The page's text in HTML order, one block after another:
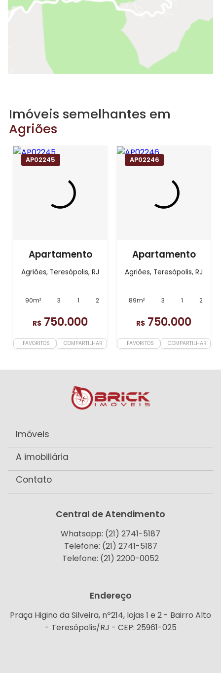
Imóveis semelhantes em
Agriões
AP02245
Apartamento
Agriões, Teresópolis, RJ
90m² 3 1 2
R$ 750.000
FAVORITOS COMPARTILHAR
AP02246
Apartamento
Agriões, Teresópolis, RJ
89m² 3 1 2
R$ 750.000
FAVORITOS COMPARTILHAR
Imóveis
A imobiliária
Contato
Central de Atendimento
Whatsapp: (21) 2741-5187
Telefone: (21) 2741-5187
Telefone: (21) 2200-0052
Endereço
Praça Higino da Silveira, nº214, lojas 1 e 2 - Bairro Alto
- Teresópolis/RJ - CEP: 25961-025